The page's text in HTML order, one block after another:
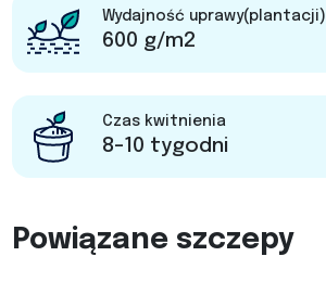
Wydajność uprawy(plantacji)
600 g/m2
Czas kwitnienia
8-10 tygodni
Powiązane szczepy